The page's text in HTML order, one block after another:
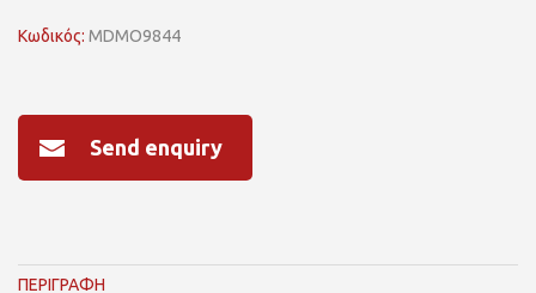
Κωδικός: MDMO9844
Send enquiry
ΠΕΡΙΓΡΑΦΗ